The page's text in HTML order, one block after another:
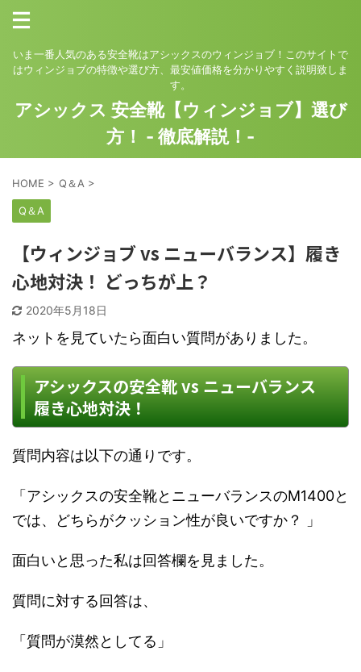
いま一番人気のある安全靴はアシックスのウィンジョブ！このサイトで
はウィンジョブの特徴や選び方、最安値価格を分かりやすく説明致しま
す。
アシックス 安全靴【ウィンジョブ】選び
方！ - 徹底解説！-
HOME > Q＆A >
Q＆A
【ウィンジョブ vs ニューバランス】履き
心地対決！ どっちが上？
2020年5月18日
ネットを見ていたら面白い質問がありました。
アシックスの安全靴 vs ニューバランス
履き心地対決！
質問内容は以下の通りです。
「 アシックスの安全靴と ニューバランスのM1400と
では、どちらがクッション性が良いですか？ 」
面白いと思った私は回答欄を見ました。
質問に対する回答は、
「質問が漠然としてる」